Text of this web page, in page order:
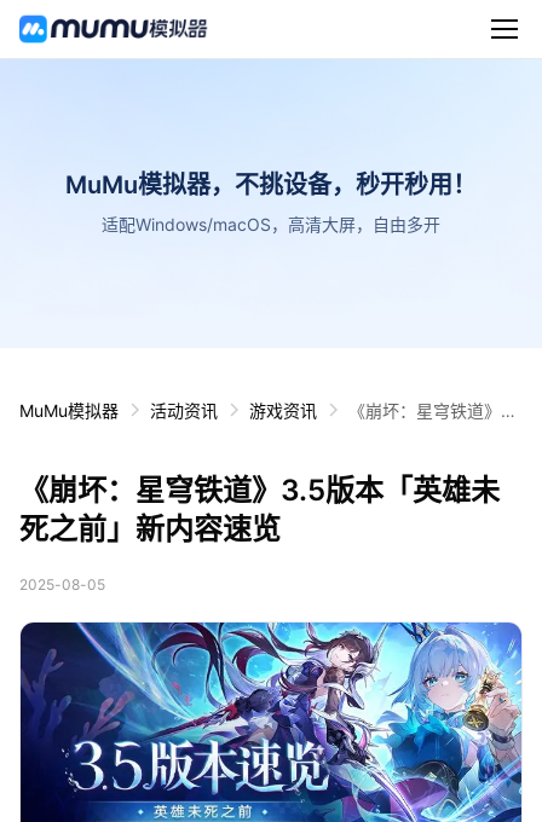
MuMu模拟器，不挑设备，秒开秒用！
适配Windows/macOS，高清大屏，自由多开
MuMu模拟器 活动资讯 游戏资讯
《崩坏：星穹铁道》3.
《崩坏：星穹铁道》3.5版本「英雄未
死之前」新内容速览
2025-08-05